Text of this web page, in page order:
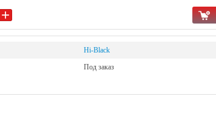
+
Hi-Black
Под заказ